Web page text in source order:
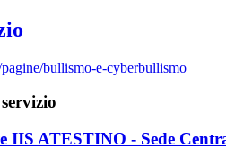
bullismo-e-cyberbullismo
IIS ATESTINO - Sede